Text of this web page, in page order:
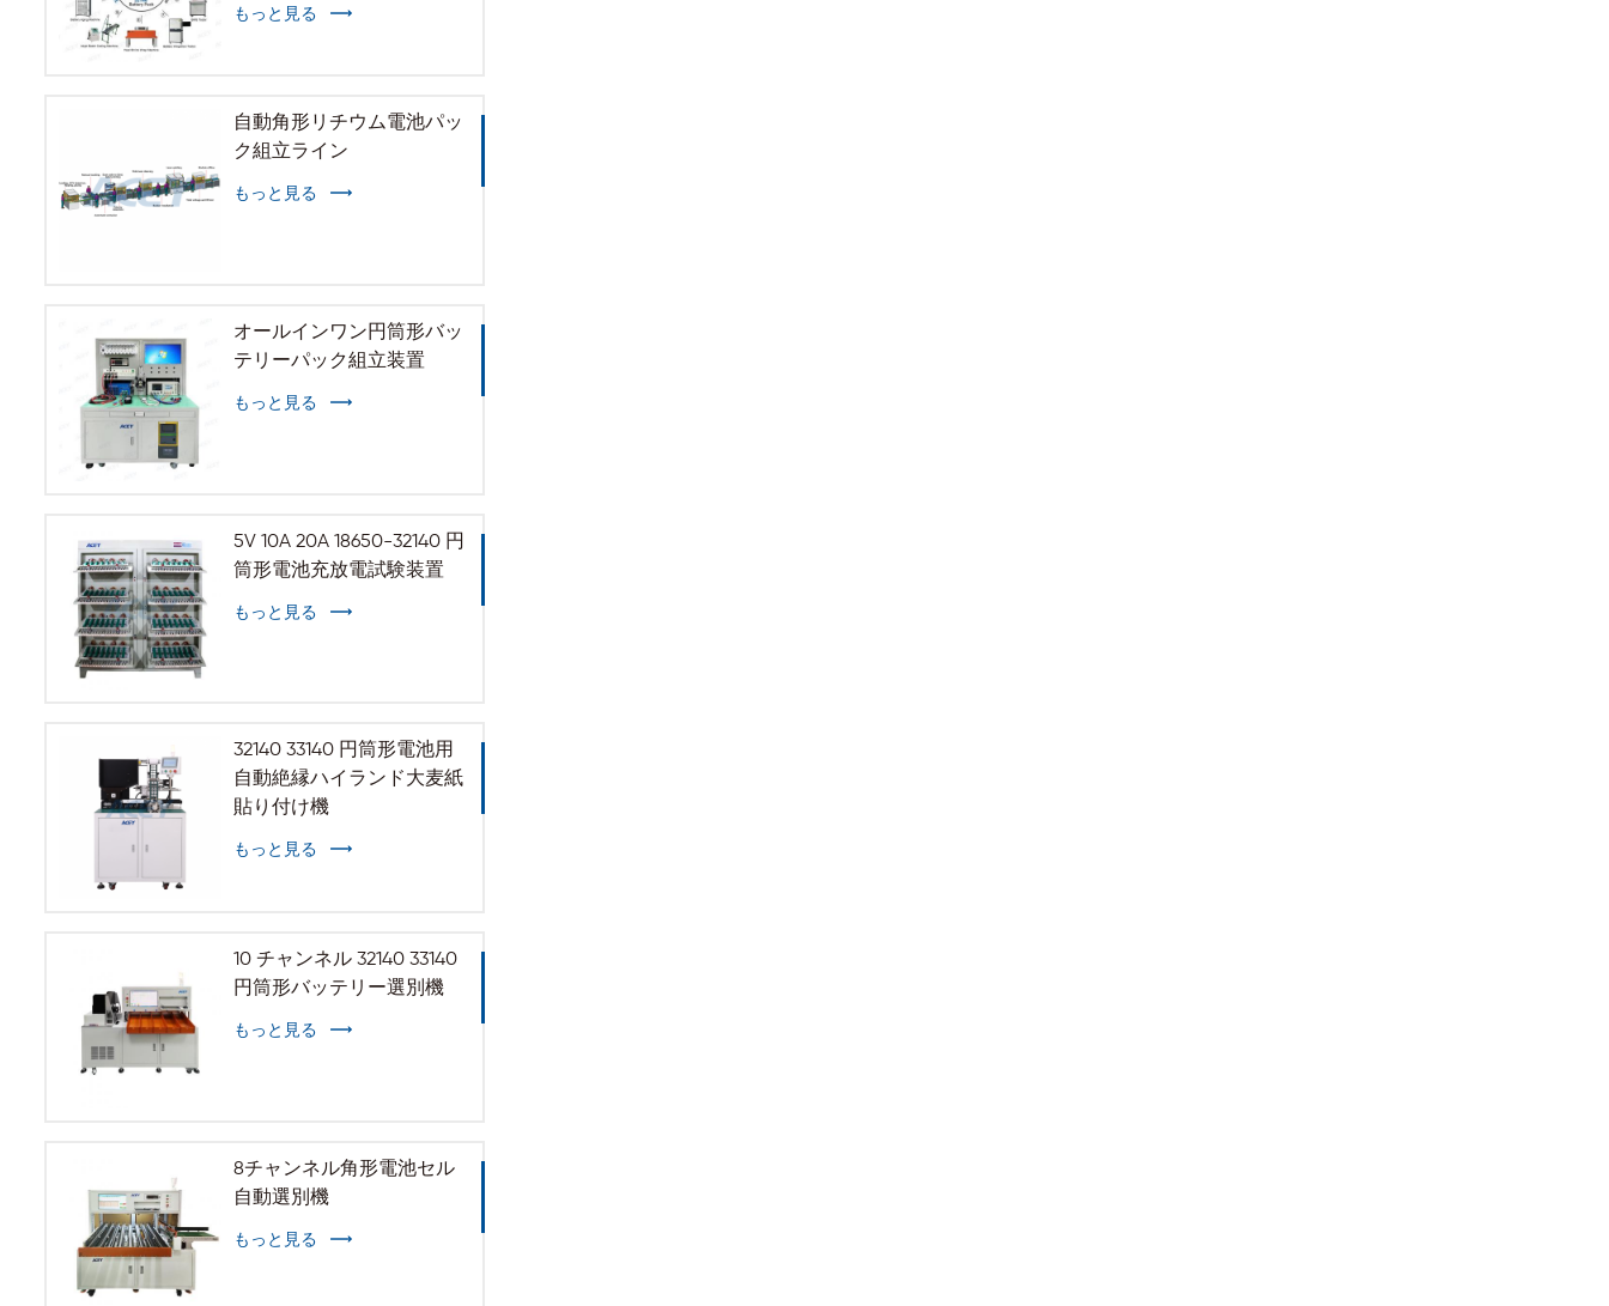
もっと見る
自動角形リチウム電池パッ
ク組立ライン
もっと見る
オールインワン円筒形バッ
テリーパック組立装置
もっと見る
5V 10A 20A 18650-32140 円
筒形電池充放電試験装置
もっと見る
32140 33140 円筒形電池用
自動絶縁ハイランド大麦紙
貼り付け機
もっと見る
10 チャンネル 32140 33140
円筒形バッテリー選別機
もっと見る
8チャンネル角形電池セル
自動選別機
もっと見る